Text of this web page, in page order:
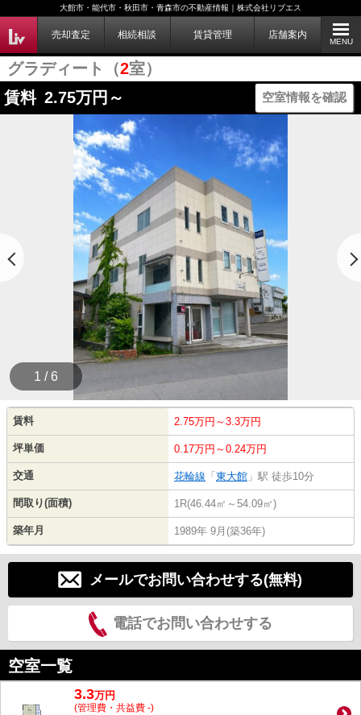
大館市・能代市・秋田市・青森市の不動産情報｜株式会社リブエス
売却査定 相続相談 賃貸管理 店舗案内
MENU
グラディート（2室）
賃料 2.75万円～ 空室情報を確認
1 / 6
賃料 2.75万円～3.3万円
坪単価 0.17万円～0.24万円
交通 花輪線 「 東大館 」駅 徒歩10分
間取り(面積) 1R(46.44㎡～54.09㎡)
築年月 1989年 9月(築36年)
メールでお問い合わせする(無料)
電話でお問い合わせする
空室一覧
3.3万円
(管理費・共益費 -)